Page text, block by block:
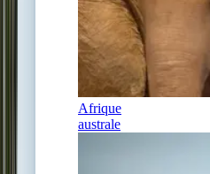
Afrique
australe